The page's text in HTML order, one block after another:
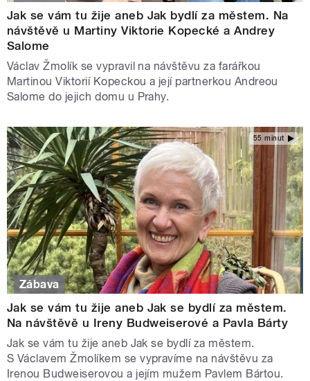
Jak se vám tu žije aneb Jak bydlí za městem. Na
návštěvě u Martiny Viktorie Kopecké a Andrey
Salome
Václav Žmolík se vypravil na návštěvu za farářkou
Martinou Viktorií Kopeckou a její partnerkou Andreou
Salome do jejich domu u Prahy.
55 minut
Zábava
Jak se vám tu žije aneb Jak se bydlí za městem.
Na návštěvě u Ireny Budweiserové a Pavla Bárty
Jak se vám tu žije aneb Jak se bydlí za městem.
S Václavem Žmolíkem se vypravíme na návštěvu za
Irenou Budweiserovou a jejím mužem Pavlem Bártou.